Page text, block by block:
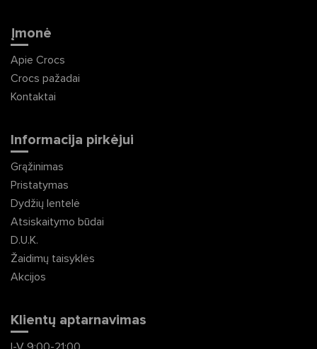
Įmonė
Apie Crocs
Crocs pažadai
Kontaktai
Informacija pirkėjui
Grąžinimas
Pristatymas
Dydžių lentelė
Atsiskaitymo būdai
D.U.K.
Žaidimų taisyklės
Akcijos
Klientų aptarnavimas